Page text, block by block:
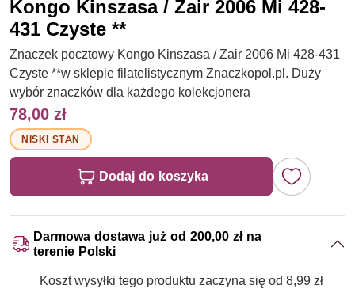
Kongo Kinszasa / Zair 2006 Mi 428-
431 Czyste **
Znaczek pocztowy Kongo Kinszasa / Zair 2006 Mi 428-431
Czyste **w sklepie filatelistycznym Znaczkopol.pl. Duży
wybór znaczków dla każdego kolekcjonera
78,00 zł
NISKI STAN
Dodaj do koszyka
Darmowa dostawa już od 200,00 zł na
terenie Polski
Koszt wysyłki tego produktu zaczyna się od 8,99 zł